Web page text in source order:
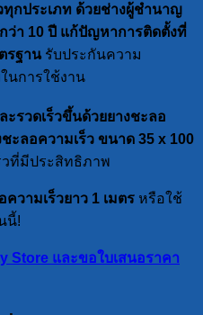
ทุกประเภท ด้วยช่างผู้ชำนาญ
ว่า 10 ปี แก้ปัญหาการติดตั้งที่
รฐานรับประกันความ
นการใช้งาน
รวดเร็วขึ้นด้วยยางชะลอ
ชะลอความเร็ว ขนาด 35 x 100
วที่มีประสิทธิภาพ
วามเร็วยาว 1 เมตร หรือใช้
นี้!
Store และขอใบเสนอราคา